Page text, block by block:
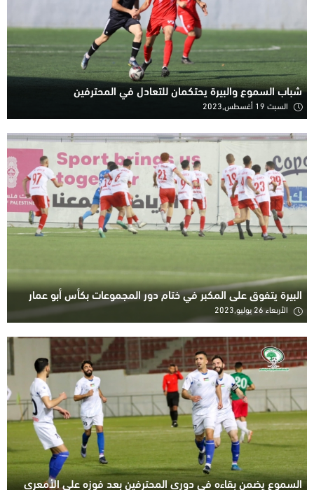
شباب السموع والبيرة يحتكمان للتعادل في المحترفين
السبت 19 أغسطس,2023
البيرة يتفوق على المكبر في ختام دور المجموعات بكأس أبو عمار
الأربعاء 26 يوليو,2023
السموع يضمن بقاءه في دوري المحترفين بعد فوزه على الأمعري